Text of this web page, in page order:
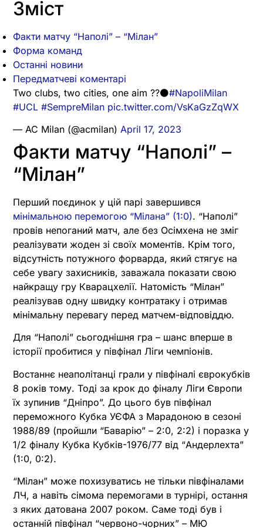
Зміст
Факти матчу “Наполі” – “Мілан”
Форма команд
Останні новини
Передматчеві коментарі
Two clubs, two cities, one aim ??⚫️#NapoliMilan
#UCL #SempreMilan pic.twitter.com/VsKaGzZqWX
— AC Milan (@acmilan) April 17, 2023
Факти матчу “Наполі” –
“Мілан”
Перший поєдинок у цій парі завершився
мінімальною перемогою “Мілана” (1:0). “Наполі”
провів непоганий матч, але без Осімхена не зміг
реалізувати жоден зі своїх моментів. Крім того,
відсутність потужного форварда, який стягує на
себе увагу захисників, заважала показати свою
найкращу гру Кварацхелії. Натомість “Мілан”
реалізував одну швидку контратаку і отримав
мінімальну перевагу перед матчем-відповіддю.
Для “Наполі” сьогоднішня гра – шанс вперше в
історії пробитися у півфінал Ліги чемпіонів.
Востаннє неаполітанці грали у півфіналі єврокубків
8 років тому. Тоді за крок до фіналу Ліги Європи
їх зупинив “Дніпро”. До цього був півфінал
переможного Кубка УЄФА з Марадоною в сезоні
1988/89 (пройшли “Баварію” – 2:0, 2:2) і поразка у
1/2 фіналу Кубка Кубків-1976/77 від “Андерлехта”
(1:0, 0:2).
“Мілан” може похизуватись не тільки півфіналами
ЛЧ, а навіть сімома перемогами в турнірі, остання
з яких датована 2007 роком. Саме тоді був і
останній півфінал “червоно-чорних” – МЮ